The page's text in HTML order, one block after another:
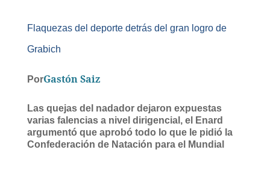
Flaquezas del deporte detrás del gran logro de
Grabich
PorGastón Saiz
Las quejas del nadador dejaron expuestas
varias falencias a nivel dirigencial, el Enard
argumentó que aprobó todo lo que le pidió la
Confederación de Natación para el Mundial